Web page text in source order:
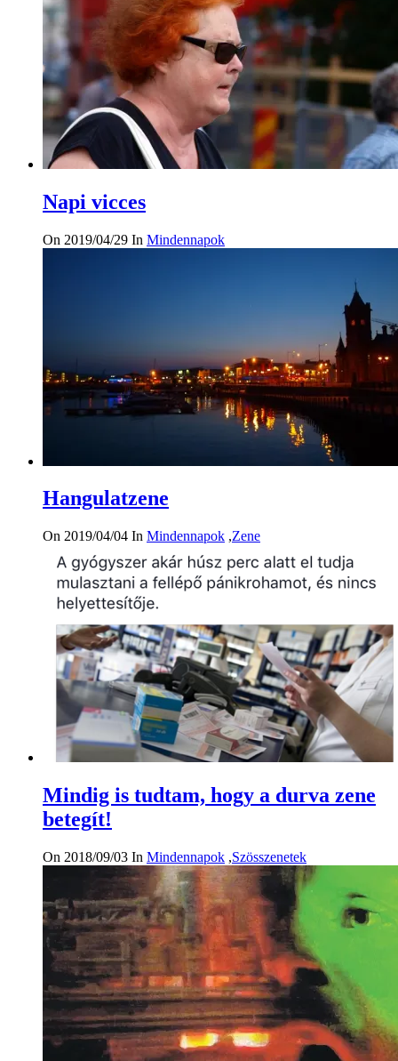
Napi vicces
On 2019/04/29 In Mindennapok
Hangulatzene
On 2019/04/04 In Mindennapok ,Zene
Mindig is tudtam, hogy a durva zene
betegít!
On 2018/09/03 In Mindennapok ,Szösszenetek